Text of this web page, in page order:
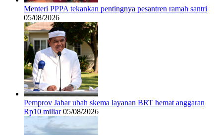
Menteri PPPA tekankan pentingnya pesantren ramah santri
05/08/2026
Pemprov Jabar ubah skema layanan BRT hemat anggaran
Rp10 miliar 05/08/2026